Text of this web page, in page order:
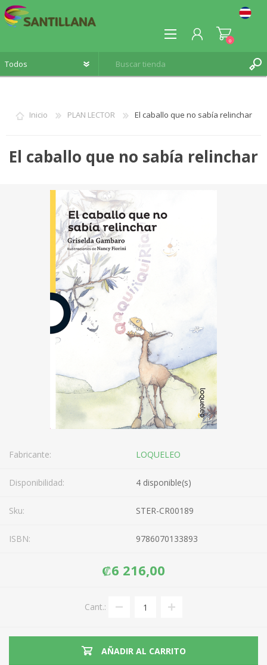
INICIA SESIÓN
0
Inicio PLAN LECTOR El caballo que no sabía relinchar
El caballo que no sabía relinchar
Fabricante: LOQUELEO
Disponibilidad: 4 disponible(s)
Sku: STER-CR00189
ISBN: 9786070133893
₡6 216,00
Cant.:
AÑADIR AL CARRITO